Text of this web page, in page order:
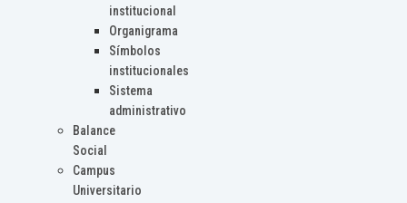
institucional
Organigrama
Símbolos
institucionales
Sistema
administrativo
Balance
Social
Campus
Universitario